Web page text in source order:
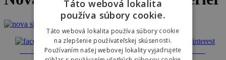
Share on
Tweet Follow us
Táto webová lokalita
používa súbory cookie.
Táto webová lokalita používa súbory cookie
na zlepšenie používateľskej skúsenosti.
Používaním našej webovej lokality vyjadrujete